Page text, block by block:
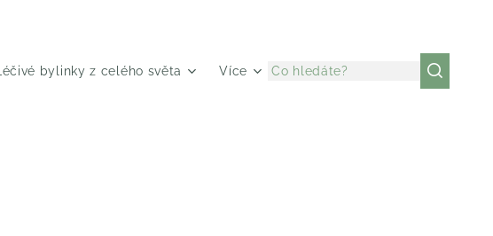
Léčivé bylinky z celého světa Více